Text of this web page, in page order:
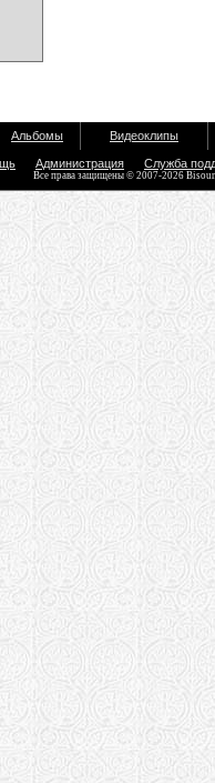
Альбомы Видеоклипы
Администрация Служба
Все права защищены © 2007-2026